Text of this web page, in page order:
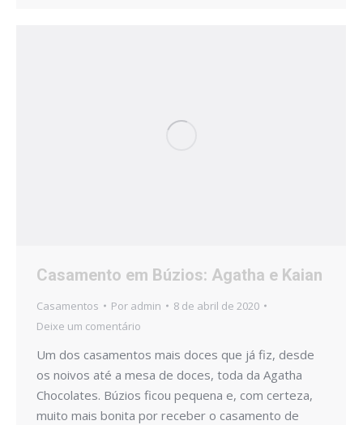
Casamento em Búzios: Agatha e Kaian
Casamentos Por admin
8 de abril de 2020
Deixe um comentário
Um dos casamentos mais doces que já fiz, desde
os noivos até a mesa de doces, toda da Agatha
Chocolates. Búzios ficou pequena e, com certeza,
muito mais bonita por receber o casamento de